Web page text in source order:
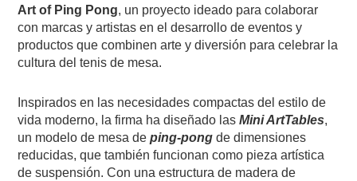
Art of Ping Pong, un proyecto ideado para colaborar
con marcas y artistas en el desarrollo de eventos y
productos que combinen arte y diversión para celebrar la
cultura del tenis de mesa.
Inspirados en las necesidades compactas del estilo de
vida moderno, la firma ha diseñado lasMini ArtTables,
un modelo de mesa deping-pong de dimensiones
reducidas, que también funcionan como pieza artística
de suspensión. Con una estructura de madera de